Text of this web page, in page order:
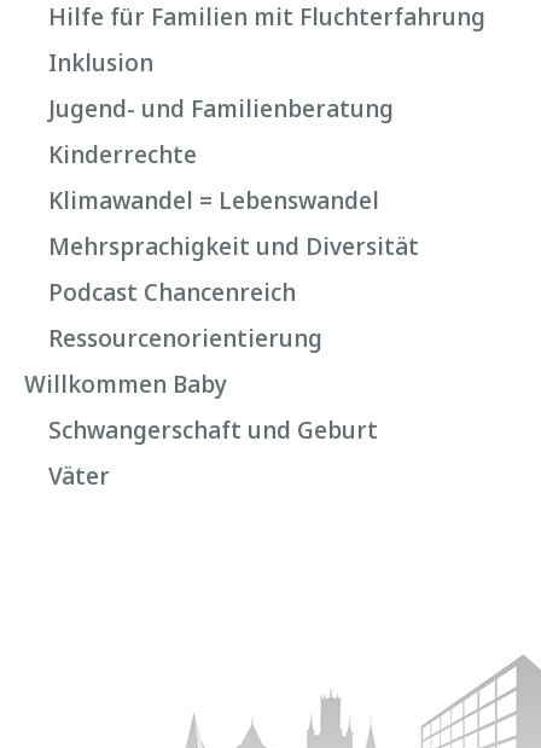
Hilfe für Familien mit Fluchterfahrung
Inklusion
Jugend- und Familienberatung
Kinderrechte
Klimawandel = Lebenswandel
Mehrsprachigkeit und Diversität
Podcast Chancenreich
Ressourcenorientierung
Willkommen Baby
Schwangerschaft und Geburt
Väter